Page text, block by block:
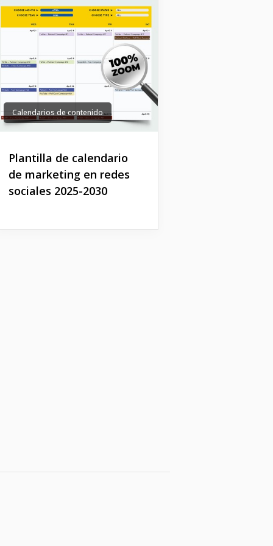
Calendarios de contenido
Plantilla de calendario
de marketing en redes
sociales 2025-2030